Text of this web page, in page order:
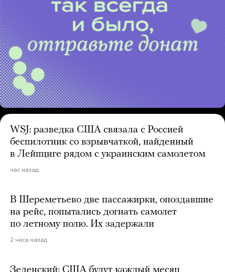
WSJ: разведка США связала с Россией
беспилотник со взрывчаткой, найденный
в Лейпциге рядом с украинским самолетом
час назад
В Шереметьево две пассажирки, опоздавшие
на рейс, попытались догнать самолет
по летному полю. Их задержали
2 часа назад
Зеленский: США будут каждый месяц